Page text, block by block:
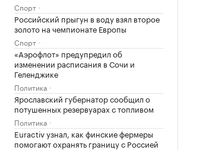
Спорт
Российский прыгун в воду взял второе
золото на чемпионате Европы
Спорт
«Аэрофлот» предупредил об
изменении расписания в Сочи и
Геленджике
Политика
Ярославский губернатор сообщил о
потушенных резервуарах с топливом
Политика
Euractiv узнал, как финские фермеры
помогают охранять границу с Россией